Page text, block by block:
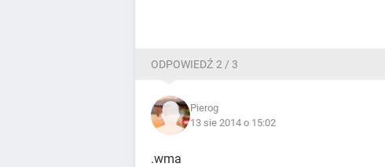
ODPOWIEDŹ 2 / 3
Pierog
13 sie 2014 o 15:02
.wma